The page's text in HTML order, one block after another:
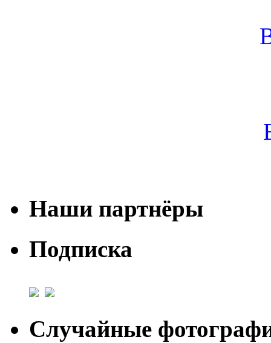
Наши партнёры
Подписка
Случайные